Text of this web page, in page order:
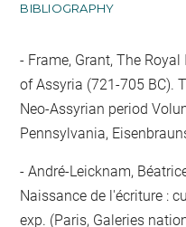
BIBLIOGRAPHY
Frame, Grant, The
of Assyria (721-705 BC).
Neo-Assyrian period
Pennsylvania,
André-Leicknam,
Naissance de l'écriture :
exp. (Paris, Galeries